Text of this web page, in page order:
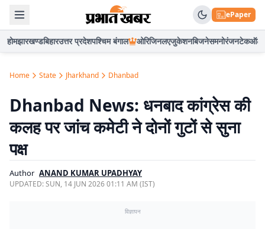
ePaper
होमझारखण्डबिहारउत्तर प्रदेशपश्चिम बंगाल ओरिजिनलएजुकेशनबिजनेसमनोरंजनटेकऑटो
Home State Jharkhand Dhanbad
Dhanbad News: धनबाद कांग्रेस की
कलह पर जांच कमेटी ने दोनों गुटों से सुना
पक्ष
Author ANAND KUMAR UPADHYAY
UPDATED:SUN, 14 JUN 2026 01:11 AM (IST)
विज्ञापन